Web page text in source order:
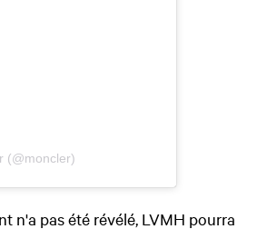
(@moncler)
n'a pas été révélé, LVMH pourra